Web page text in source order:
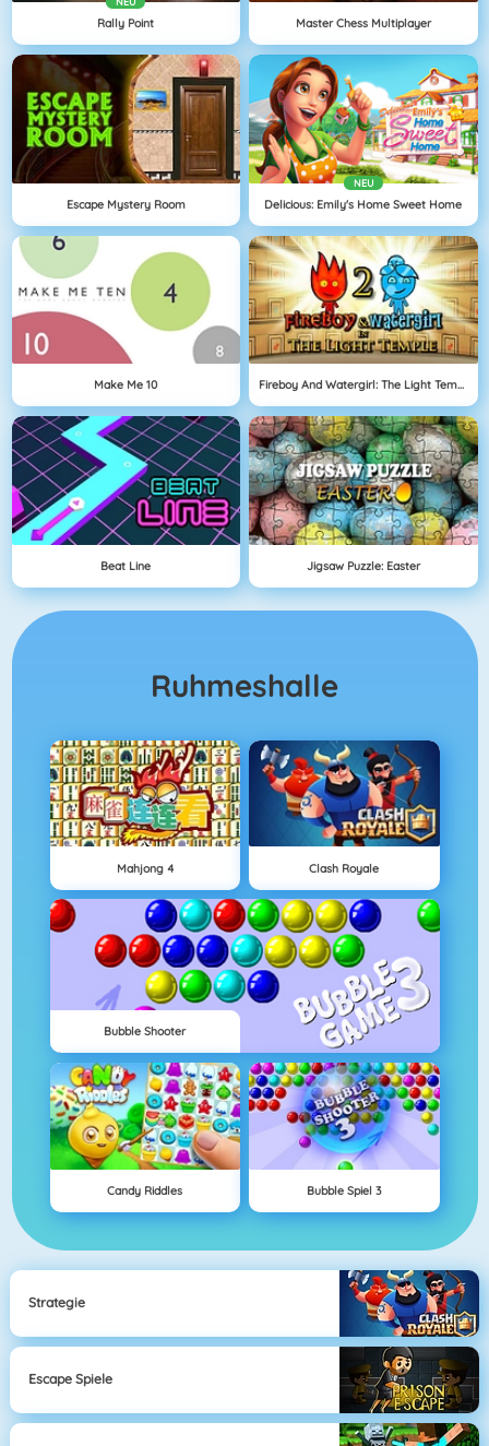
Rally Point Master Chess Multiplayer
Escape Mystery Room
NEU
Delicious: Emily's Home Sweet Home
Make Me 10 Fireboy And Watergirl: The Light Temple
Beat Line Jigsaw Puzzle: Easter
Ruhmeshalle
Mahjong 4 Clash Royale
Bubble Shooter
Candy Riddles Bubble Spiel 3
Strategie
Escape Spiele